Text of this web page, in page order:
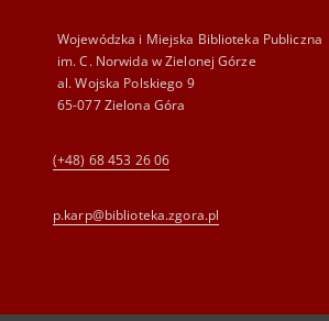
Wojewódzka i Miejska Biblioteka Publiczna
im. C. Norwida w Zielonej Górze
al. Wojska Polskiego 9
65-077 Zielona Góra
(+48) 68 453 26 06
p.karp@biblioteka.zgora.pl